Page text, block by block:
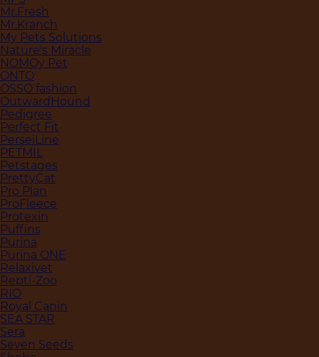
Mr.Fresh
Mr.Kranch
My Pets Solutions
Nature's Miracle
NOMOy Pet
ONTO
OSSO fashion
OutwardHound
Pedigree
Perfect Fit
PerseiLine
PETMIL
Petstages
PrettyCat
Pro Plan
ProFleece
Protexin
Puffins
Purina
Purina ONE
Relaxivet
Repti-Zoo
RIO
Royal Canin
SEA STAR
Sera
Seven Seeds